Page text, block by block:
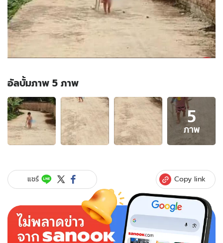
อัลบั้มภาพ 5 ภาพ
อัลบั้ม
ภาพ
5
ภาพ
ของ
ปล่อย
ลูกสาว
เล่น
นอก
บ้าน
ขาก
5
ภาพ
แชร์ Copy link